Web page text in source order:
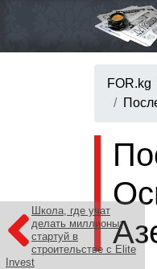
FOR.kg
Школа, где учат
делать миллионы:
стартуй в
строительстве с Elite
Invest